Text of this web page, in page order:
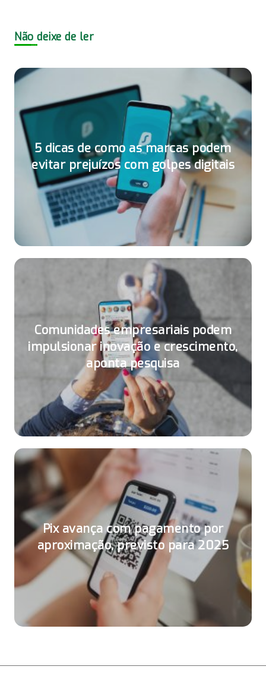
Não deixe de ler
5 dicas de como as marcas podem
evitar prejuízos com golpes digitais
Comunidades empresariais podem
impulsionar inovação e crescimento,
aponta pesquisa
Pix avança com pagamento por
aproximação, previsto para 2025